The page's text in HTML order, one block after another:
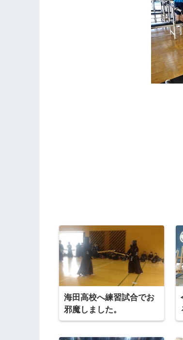
海田高校へ練習試合でお
邪魔しました。